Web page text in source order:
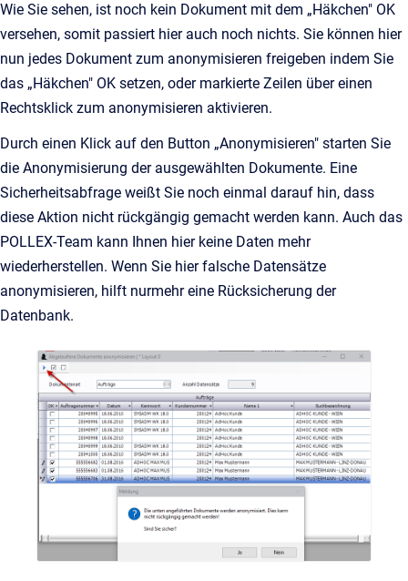
Wie Sie sehen, ist noch kein Dokument mit dem „Häkchen" OK
versehen, somit passiert hier auch noch nichts. Sie können hier
nun jedes Dokument zum anonymisieren freigeben indem Sie
das „Häkchen" OK setzen, oder markierte Zeilen über einen
Rechtsklick zum anonymisieren aktivieren.
Durch einen Klick auf den Button „Anonymisieren" starten Sie
die Anonymisierung der ausgewählten Dokumente. Eine
Sicherheitsabfrage weißt Sie noch einmal darauf hin, dass
diese Aktion nicht rückgängig gemacht werden kann. Auch das
POLLEX-Team kann Ihnen hier keine Daten mehr
wiederherstellen. Wenn Sie hier falsche Datensätze
anonymisieren, hilft nurmehr eine Rücksicherung der
Datenbank.